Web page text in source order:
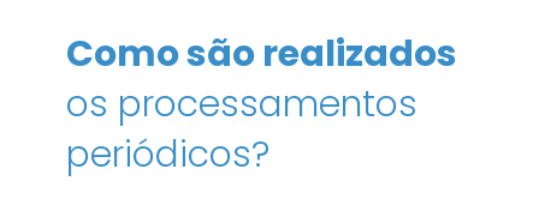
Como são realizados
os processamentos
periódicos?